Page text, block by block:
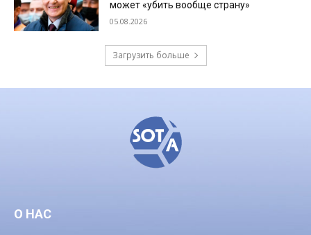
может «убить вообще страну»
05.08.2026
Загрузить больше
О НАС